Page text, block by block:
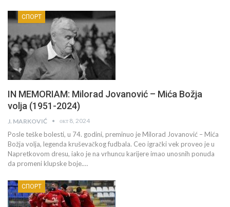
СПОРТ
IN MEMORIAM: Milorad Jovanović – Mića Božja
volja (1951-2024)
J. MARKOVIĆ окт 8, 2024
Posle teške bolesti, u 74. godini, preminuo je Milorad Jovanović – Mića
Božja volja, legenda kruševačkog fudbala. Ceo igrački vek proveo je u
Napretkovom dresu, iako je na vrhuncu karijere imao unosnih ponuda
da promeni klupske boje.…
СПОРТ